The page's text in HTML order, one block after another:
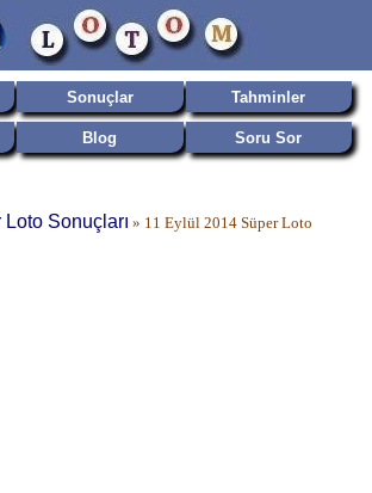
Sonuçlar Tahminler
Blog Soru Sor
Loto Sonuçları » 11 Eylül 2014 Süper Loto